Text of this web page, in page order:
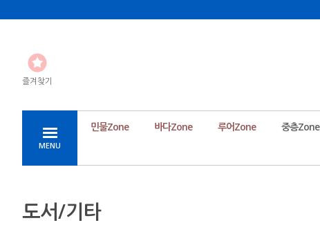
즐겨찾기
MENU
민물Zone 바다Zone 루어Zone 중층Zone
도서/기타